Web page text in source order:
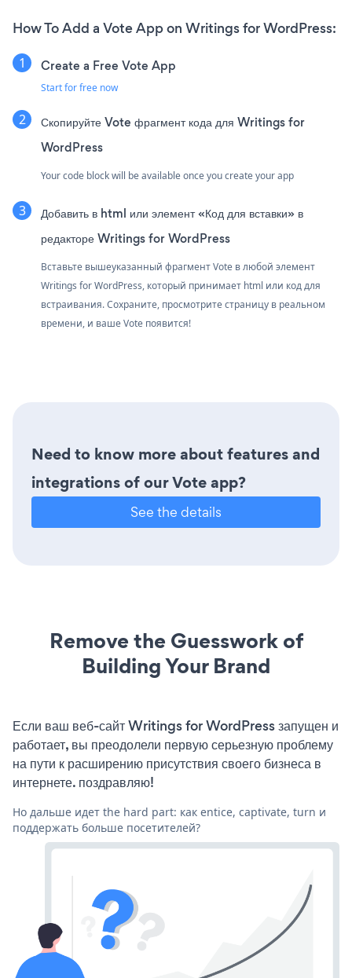
How To Add a Vote App on Writings for WordPress:
Create a Free Vote App
Start for free now
Скопируйте Vote фрагмент кода для Writings for
WordPress
Your code block will be available once you create your app
Добавить в html или элемент «Код для вставки» в
редакторе Writings for WordPress
Вставьте вышеуказанный фрагмент Vote в любой элемент
Writings for WordPress, который принимает html или код для
встраивания. Сохраните, просмотрите страницу в реальном
времени, и ваше Vote появится!
Need to know more about features and
integrations of our Vote app?
See the details
Remove the Guesswork of
Building Your Brand
Если ваш веб-сайт Writings for WordPress запущен и
работает, вы преодолели первую серьезную проблему
на пути к расширению присутствия своего бизнеса в
интернете. поздравляю!
Но дальше идет the hard part: как entice, captivate, turn и
поддержать больше посетителей?